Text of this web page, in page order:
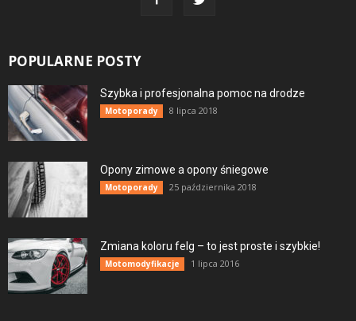
POPULARNE POSTY
Szybka i profesjonalna pomoc na drodze
Motoporady 8 lipca 2018
Opony zimowe a opony śniegowe
Motoporady 25 października 2018
Zmiana koloru felg – to jest proste i szybkie!
Motomodyfikacje 1 lipca 2016